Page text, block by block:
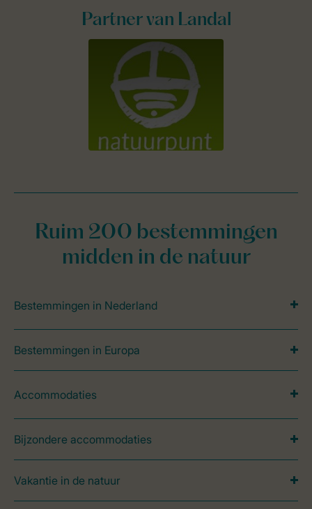
Partner van Landal
Ruim 200 bestemmingen
midden in de natuur
Bestemmingen in Nederland
Bestemmingen in Europa
Accommodaties
Bijzondere accommodaties
Vakantie in de natuur